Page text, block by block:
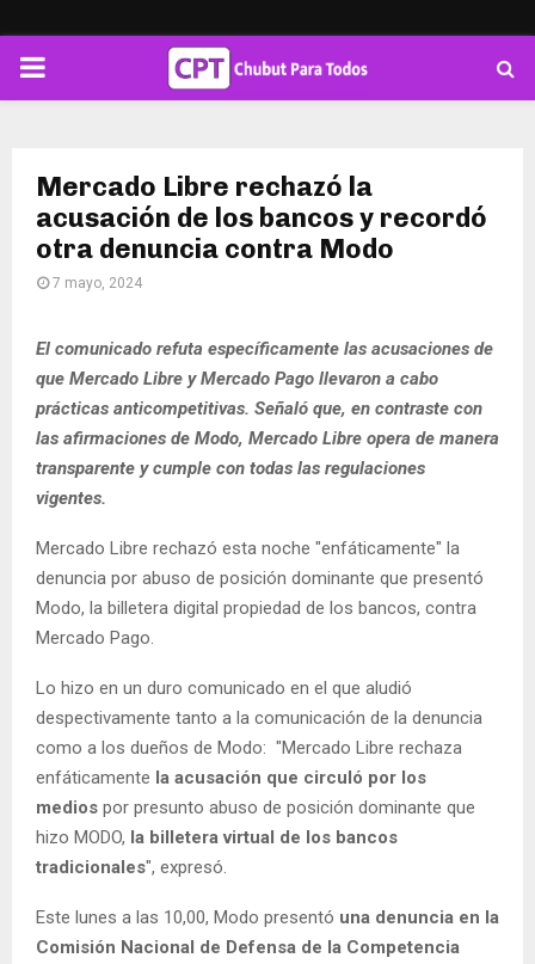
PRIMARY
Mercado Libre rechazó la
acusación de los bancos y recordó
otra denuncia contra Modo
7 mayo, 2024
El comunicado refuta específicamente las acusaciones de
que Mercado Libre y Mercado Pago llevaron a cabo
prácticas anticompetitivas. Señaló que, en contraste con
las afirmaciones de Modo, Mercado Libre opera de manera
transparente y cumple con todas las regulaciones
vigentes.
Mercado Libre rechazó esta noche "enfáticamente" la
denuncia por abuso de posición dominante que presentó
Modo, la billetera digital propiedad de los bancos, contra
Mercado Pago.
Lo hizo en un duro comunicado en el que aludió
despectivamente tanto a la comunicación de la denuncia
como a los dueños de Modo: "Mercado Libre rechaza
enfáticamente la acusación que circuló por los
medios por presunto abuso de posición dominante que
hizo MODO, la billetera virtual de los bancos
tradicionales", expresó.
Este lunes a las 10,00, Modo presentó una denuncia en la
Comisión Nacional de Defensa de la Competencia